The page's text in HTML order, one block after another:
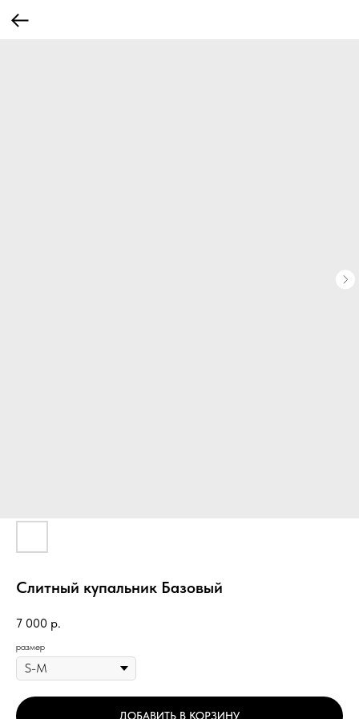
Слитный купальник Базовый
7 000 р.
размер
ДОБАВИТЬ В КОРЗИНУ